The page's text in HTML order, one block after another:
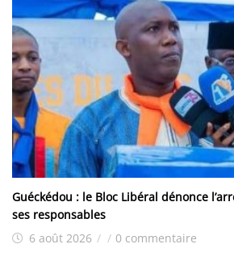
Guéckédou : le Bloc Libéral dénonce
ses responsables
6 août 2026 / / 0 commentaire